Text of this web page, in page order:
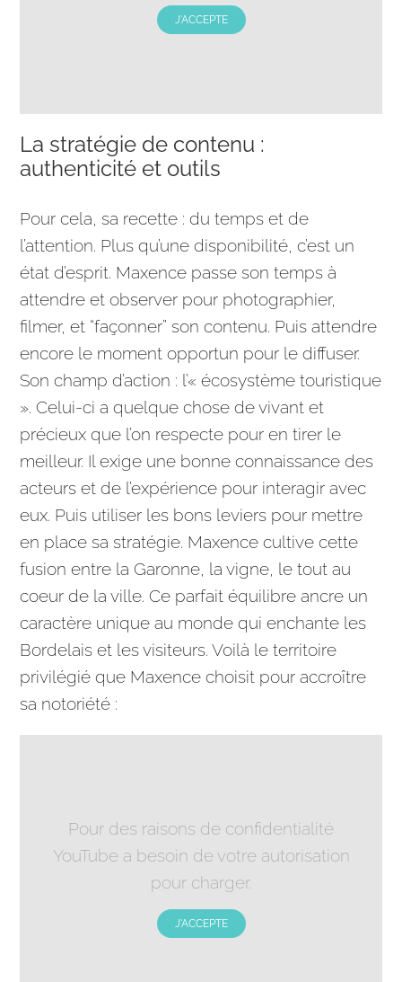
J'ACCEPTE
La stratégie de contenu :
authenticité et outils
Pour cela, sa recette : du temps et de
l’attention. Plus qu’une disponibilité, c’est un
état d’esprit. Maxence passe son temps à
attendre et observer pour photographier,
filmer, et “façonner” son contenu. Puis attendre
encore le moment opportun pour le diffuser.
Son champ d’action : l’« écosystème touristique
». Celui-ci a quelque chose de vivant et
précieux que l’on respecte pour en tirer le
meilleur. Il exige une bonne connaissance des
acteurs et de l’expérience pour interagir avec
eux. Puis utiliser les bons leviers pour mettre
en place sastratégie. Maxence cultive cette
fusion entre la Garonne, la vigne, le tout au
coeur de la ville. Ce parfait équilibre ancre un
caractère unique au monde qui enchante les
Bordelais et les visiteurs. Voilà le territoire
privilégié que Maxence choisit pour accroître
sa notoriété :
Pour des raisons de confidentialité
YouTube a besoin de votre autorisation
pour charger.
J'ACCEPTE